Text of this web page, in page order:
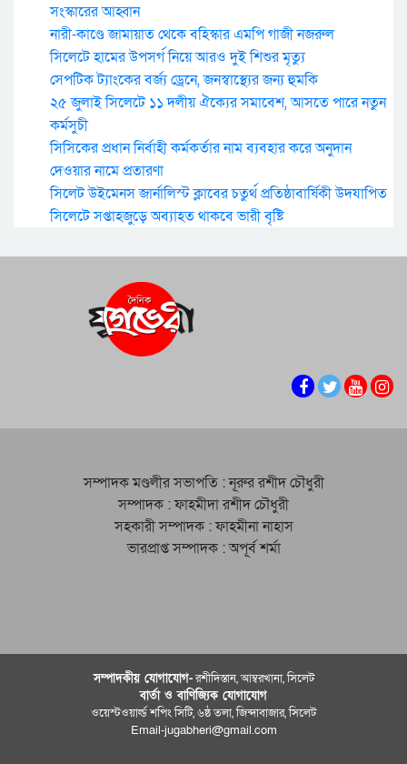
সংস্কারের আহ্বান
নারী-কাণ্ডে জামায়াত থেকে বহিস্কার এমপি গাজী নজরুল
সিলেটে হামের উপসর্গ নিয়ে আরও দুই শিশুর মৃত্যু
সেপটিক ট্যাংকের বর্জ্য ড্রেনে, জনস্বাস্থ্যের জন্য হুমকি
২৫ জুলাই সিলেটে ১১ দলীয় ঐক্যের সমাবেশ, আসতে পারে নতুন
কর্মসুচী
সিসিকের প্রধান নির্বাহী কর্মকর্তার নাম ব্যবহার করে অনুদান
দেওয়ার নামে প্রতারণা
সিলেট উইমেনস জার্নালিস্ট ক্লাবের চতুর্থ প্রতিষ্ঠাবার্ষিকী উদযাপিত
সিলেটে সপ্তাহজুড়ে অব্যাহত থাকবে ভারী বৃষ্টি
সম্পাদক মণ্ডলীর সভাপতি : নূরুর রশীদ চৌধুরী
সম্পাদক : ফাহমীদা রশীদ চৌধুরী
সহকারী সম্পাদক : ফাহমীনা নাহাস
ভারপ্রাপ্ত সম্পাদক : অপূর্ব শর্মা
সম্পাদকীয় যােগাযোগ-রশীদিস্তান, আম্বরখানা, সিলেট
বার্তা ও বাণিজ্যিক যোগাযােগ
ওয়েস্টওয়ার্ল্ড শপিং সিটি, ৬ষ্ঠ তলা, জিন্দাবাজার, সিলেট
Email-jugabheri@gmail.com